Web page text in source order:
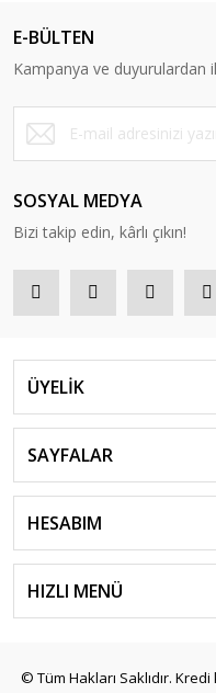
E-BÜLTEN
Kampanya ve duyurulardan
SOSYAL MEDYA
Bizi takip edin, kârlı çıkın!
ÜYELİK
SAYFALAR
HESABIM
HIZLI MENÜ
© Tüm Hakları Saklıdır.